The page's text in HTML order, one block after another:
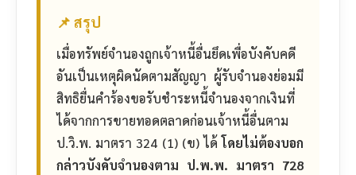
📌 สรุป
เมื่อทรัพย์จำนองถูกเจ้าหนี้อื่นยึดเพื่อบังคับคดี
อันเป็นเหตุผิดนัดตามสัญญา ผู้รับจำนองย่อมมี
สิทธิยื่นคำร้องขอรับชำระหนี้จำนองจากเงินที่
ได้จากการขายทอดตลาดก่อนเจ้าหนี้อื่นตาม
ป.วิ.พ. มาตรา 324 (1) (ข) ได้ โดยไม่ต้องบอก
กล่าวบังคับจำนองตาม ป.พ.พ. มาตรา 728